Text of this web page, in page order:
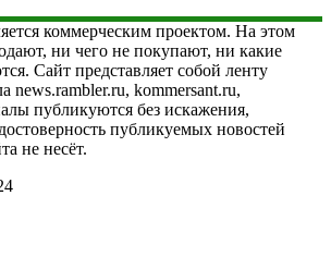
коммерческим проектом. На этом
ни чего не покупают, ни какие
Сайт представляет собой ленту
news.rambler.ru, kommersant.ru,
публикуются без искажения,
публикуемых новостей
не несёт.